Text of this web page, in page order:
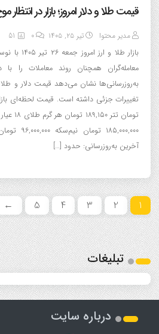
قیمت طلا و دلار امروز؛ بازار در
مدیر محتوا تیر ۲۵, ۱۴۰۵ 0
51
بازار طلا
معامله‌گران همچنان روند معاملات را
به‌روزرسانی‌ها نشان می‌دهد قیمت دلار و
آخرین به‌روزرسانی: حدود […]
1
2
3
4
5
←
تبلیغات
درباره سایت